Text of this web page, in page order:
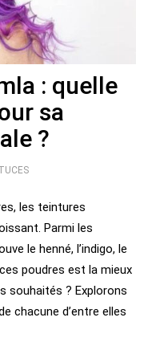
: quelle
sa
?
les teintures
Parmi les
le henné, l’indigo, le
poudres est la mieux
souhaités ? Explorons
chacune d’entre elles